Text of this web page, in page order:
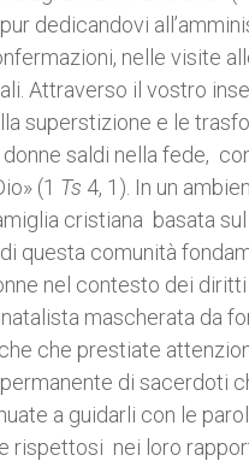
dedicandovi
nelle visite
Attraverso il vostro
superstizione e le
saldi nella fede,
(1 Ts 4, 1). In un
cristiana basata
questa comunità
nel contesto dei
mascherata da
che prestiate
di sacerdoti
a guidarli con le
rispettosi nei loro